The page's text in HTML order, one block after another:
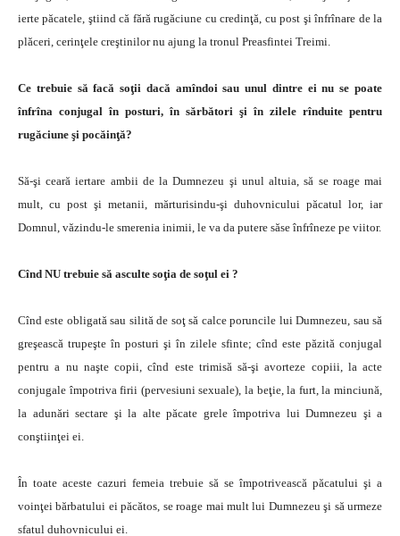
ierte păcatele, ştiind că fără rugăciune cu credinţă, cu post şi înfrînare de la
plăceri, cerinţele creştinilor nu ajung la tronul Preasfintei Treimi.
Ce trebuie să facă soţii dacă amîndoi sau unul dintre ei nu se poate
înfrîna conjugal în posturi, în sărbători şi în zilele rînduite pentru
rugăciune şi pocăinţă?
Să-şi ceară iertare ambii de la Dumnezeu şi unul altuia, să se roage mai
mult, cu post şi metanii, mărturisindu-şi duhovnicului păcatul lor, iar
Domnul, văzindu-le smerenia inimii, le va da putere săse înfrîneze pe viitor.
Cînd NU trebuie să asculte soţia de soţul ei ?
Cînd este obligată sau silită de soţ să calce poruncile lui Dumnezeu, sau să
greşească trupeşte în posturi şi în zilele sfinte; cînd este păzită conjugal
pentru a nu naşte copii, cînd este trimisă să-şi avorteze copiii, la acte
conjugale împotriva firii (pervesiuni sexuale), la beţie, la furt, la minciună,
la adunări sectare şi la alte păcate grele împotriva lui Dumnezeu şi a
conştiinţei ei.
În toate aceste cazuri femeia trebuie să se împotrivească păcatului şi a
voinţei bărbatului ei păcătos, se roage mai mult lui Dumnezeu şi să urmeze
sfatul duhovnicului ei.